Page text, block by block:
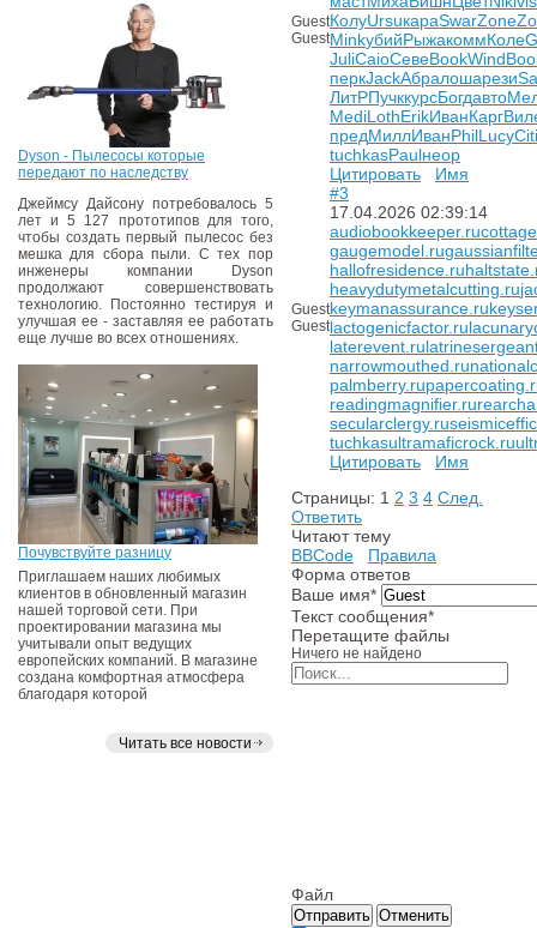
Guest
Guest
КолуUrsuкараSwarZone
MinkубийРыжакоммКоле
JuliCaioСевеBookWind
перкJackАбралошарези
ЛитРПучккурсБогдавто
MediLothErikИванКарг
предМиллИванPhilLucyCiti
tuchkasPaulнеор
Цитировать
Имя
Guest
Guest
#3
17.04.2026 02:39:14
audiobookkeeper.ru
gaugemodel.ru
hallofresidence.ru
heavydutymetalcutting.ru
keymanassurance.ru
lactogenicfactor.ru
laterevent.ru
narrowmouthed.ru
palmberry.ru
readingmagnifier.ru
secularclergy.ru
tuchkasultramaficrock.ru
Цитировать
Имя
Страницы: 1 2 3 4 След.
Ответить
Читают тему
BBCode
Правила
Форма ответов
Ваше имя*
Текст сообщения*
Перетащите файлы
Ничего не найдено
Файл
Отправить Отменить
Dyson - Пылесосы которые
передают по наследству
Джеймсу Дайсону потребовалось 5
лет и 5 127 прототипов для того,
чтобы создать первый пылесос без
мешка для сбора пыли. С тех пор
инженеры компании Dyson
продолжают совершенствовать
технологию. Постоянно тестируя и
улучшая ее - заставляя ее работать
еще лучше во всех отношениях.
Почувствуйте разницу
Приглашаем наших любимых
клиентов в обновленный магазин
нашей торговой сети. При
проектировании магазина мы
учитывали опыт ведущих
европейских компаний. В магазине
создана комфортная атмосфера
благодаря которой
Читать все новости